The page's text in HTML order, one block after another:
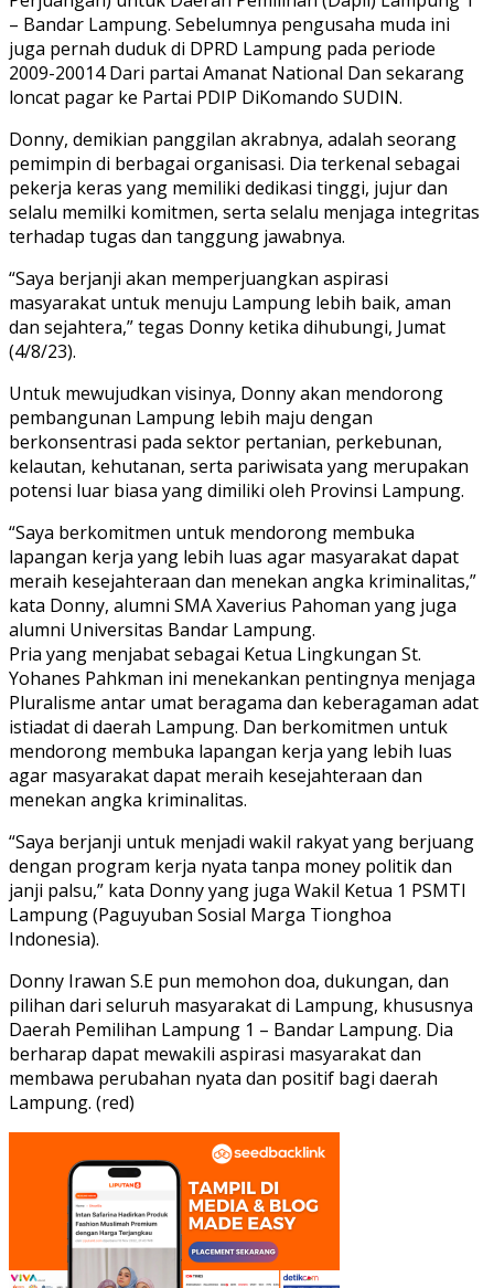
– Bandar Lampung. Sebelumnya pengusaha muda ini
juga pernah duduk di DPRD Lampung pada periode
2009-20014 Dari partai Amanat National Dan sekarang
loncat pagar ke Partai PDIP DiKomando SUDIN.
Donny, demikian panggilan akrabnya, adalah seorang
pemimpin di berbagai organisasi. Dia terkenal sebagai
pekerja keras yang memiliki dedikasi tinggi, jujur dan
selalu memilki komitmen, serta selalu menjaga integritas
terhadap tugas dan tanggung jawabnya.
“Saya berjanji akan memperjuangkan aspirasi
masyarakat untuk menuju Lampung lebih baik, aman
dan sejahtera,” tegas Donny ketika dihubungi, Jumat
(4/8/23).
Untuk mewujudkan visinya, Donny akan mendorong
pembangunan Lampung lebih maju dengan
berkonsentrasi pada sektor pertanian, perkebunan,
kelautan, kehutanan, serta pariwisata yang merupakan
potensi luar biasa yang dimiliki oleh Provinsi Lampung.
“Saya berkomitmen untuk mendorong membuka
lapangan kerja yang lebih luas agar masyarakat dapat
meraih kesejahteraan dan menekan angka kriminalitas,”
kata Donny, alumni SMA Xaverius Pahoman yang juga
alumni Universitas Bandar Lampung.
Pria yang menjabat sebagai Ketua Lingkungan St.
Yohanes Pahkman ini menekankan pentingnya menjaga
Pluralisme antar umat beragama dan keberagaman adat
istiadat di daerah Lampung. Dan berkomitmen untuk
mendorong membuka lapangan kerja yang lebih luas
agar masyarakat dapat meraih kesejahteraan dan
menekan angka kriminalitas.
“Saya berjanji untuk menjadi wakil rakyat yang berjuang
dengan program kerja nyata tanpa money politik dan
janji palsu,” kata Donny yang juga Wakil Ketua 1 PSMTI
Lampung (Paguyuban Sosial Marga Tionghoa
Indonesia).
Donny Irawan S.E pun memohon doa, dukungan, dan
pilihan dari seluruh masyarakat di Lampung, khususnya
Daerah Pemilihan Lampung 1 – Bandar Lampung. Dia
berharap dapat mewakili aspirasi masyarakat dan
membawa perubahan nyata dan positif bagi daerah
Lampung. (red)